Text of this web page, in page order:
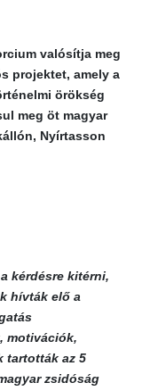
valósítja meg
projektet, amely a
örökség
meg öt magyar
Nyírtasson
kérdésre kitérni,
hívták elő a
motivációk,
tartották az 5
zsidóság